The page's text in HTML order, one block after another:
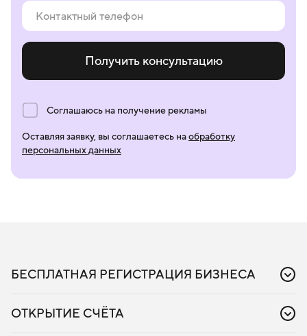
сопровождение баз данных
разработку программного обеспечения для
работы с базами данных, см.
Получить консультацию
Соглашаюсь на получение рекламы
Оставляя заявку, вы соглашаетесь наобработку
персональных данных
БЕСПЛАТНАЯ РЕГИСТРАЦИЯ БИЗНЕСА
Регистрация ООО
ОТКРЫТИЕ СЧЁТА